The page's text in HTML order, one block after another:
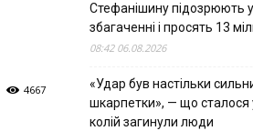
4667
Стефанішину підозрюють
збагаченні і просять 13
08:42 06.08.2026
«Удар був настільки
шкарпетки», — що сталося
колій загинули люди